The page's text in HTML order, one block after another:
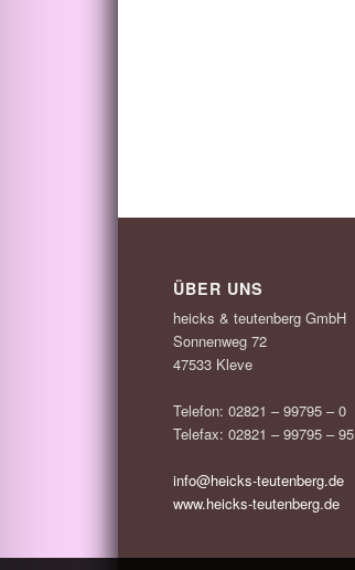
ÜBER UNS
heicks & teutenberg GmbH
Sonnenweg 72
47533 Kleve
Telefon: 02821 – 99795 – 0
Telefax: 02821 – 99795 – 95
info@heicks-teutenberg.de
www.heicks-teutenberg.de